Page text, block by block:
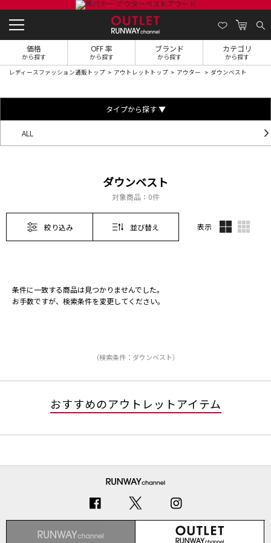
価格
から探す
OFF 率
から探す
ブランド
から探す
カテゴリ
から探す
レディースファッション通販トップ アウトレットトップ アウター ダウンベスト
タイプから探す ▼
ALL
ダウンベスト
対象商品： 0件
絞り込み 並び替え 表示
条件に一致する商品は見つかりませんでした。
お手数ですが、検索条件を変更してください。
（検索条件：ダウンベスト）
おすすめのアウトレットアイテム